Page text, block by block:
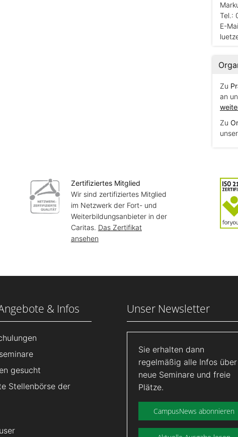
Tel.:
E-
Zu
an
Zu
Zertifiziertes Mitglied
Wir sind zertifiziertes Mitglied
im Netzwerk der Fort- und
Weiterbildungsanbieter in der
Caritas. Das Zertifikat
ansehen
& Infos
gesucht
Stellenbörse der
Unser Newsletter
Sie erhalten dann
regelmäßig alle Infos über
neue Seminare und freie
Plätze.
CampusNews abonnieren